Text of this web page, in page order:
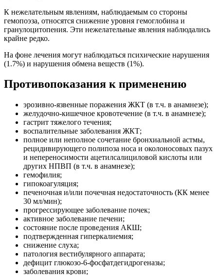
К нежелательным явлениям, наблюдаемым со стороны
гемопоэза, относятся снижение уровня гемоглобина и
гранулоцитопения. Эти нежелательные явления наблюдались
крайне редко.
На фоне лечения могут наблюдаться психические нарушения
(1.7%) и нарушения обмена веществ (1%).
Противопоказания к применению
эрозивно-язвенные поражения ЖКТ (в т.ч. в анамнезе);
желудочно-кишечное кровотечение (в т.ч. в анамнезе);
гастрит тяжелого течения;
воспалительные заболевания ЖКТ;
полное или неполное сочетание бронхиальной астмы,
рецидивирующего полипоза носа и околоносовых пазух
и непереносимости ацетилсалициловой кислоты или
других НПВП (в т.ч. в анамнезе);
гемофилия;
гипокоагуляция;
печеночная и/или почечная недостаточность (КК менее
30 мл/мин);
прогрессирующее заболевание почек;
активное заболевание печени;
состояние после проведения АКШ;
подтвержденная гиперкалиемия;
снижение слуха;
патология вестибулярного аппарата;
дефицит глюкозо-6-фосфатдегидрогеназы;
заболевания крови;